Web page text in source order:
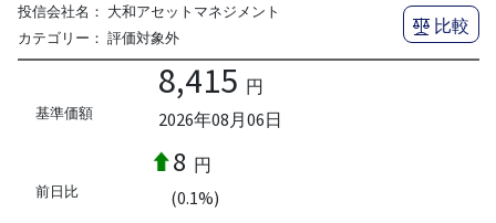
投信会社名： 大和アセットマネジメント
カテゴリー： 評価対象外
比較
基準価額
8,415 円
2026年08月06日
前日比
8 円
(0.1%)